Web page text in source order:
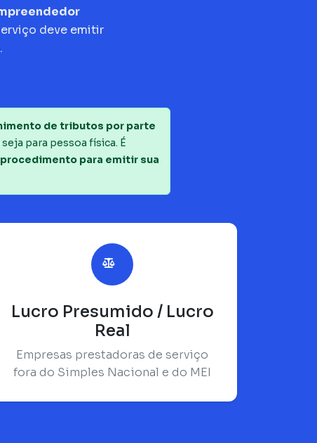
deve emitir
de tributos por parte
para pessoa física. É
procedimento para emitir sua
Lucro Presumido / Lucro
Real
Empresas prestadoras de serviço
fora do Simples Nacional e do MEI